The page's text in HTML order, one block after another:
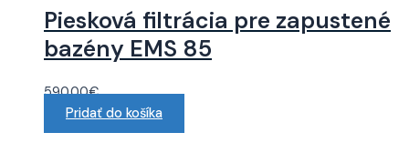
Piesková filtrácia pre zapustené
bazény EMS 85
590.00€
Pridať do košíka